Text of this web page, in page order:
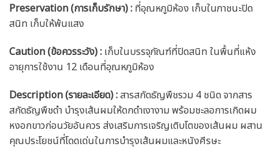
Preservation (การเก็บรักษา) : ที่อุณหภูมิห้อง เก็บในภาชนะปิด
สนิท เก็บให้พ้นแสง
Caution(ข้อควรระวัง) : เก็บในบรรจุภัณฑ์ที่ปิดสนิท ในพื้นที่แห้ง
อายุการใช้งาน 12 เดือนที่อุณหภูมิห้อง
Description (รายละเอียด):สารสกัดธัญพืชรวม 4 ชนิด จากสาร
สกัดธัญพืชดำ บำรุงเส้นผมให้ดกดำเงางาม พร้อมชะลอการเกิดผม
หงอกขาวก่อนวัยอันควร ส่งเสริมการเจริญเติบโตของเส้นผม ผสาน
คุณประโยชน์ที่โดดเด่นในการบำรุงเส้นผมและหนังศีรษะ